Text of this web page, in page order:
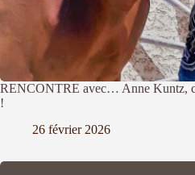
RENCONTRE avec… Anne Kuntz,
!
26 février 2026